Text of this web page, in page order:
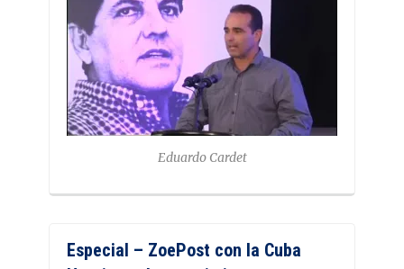
Eduardo Cardet
Especial – ZoePost con la Cuba